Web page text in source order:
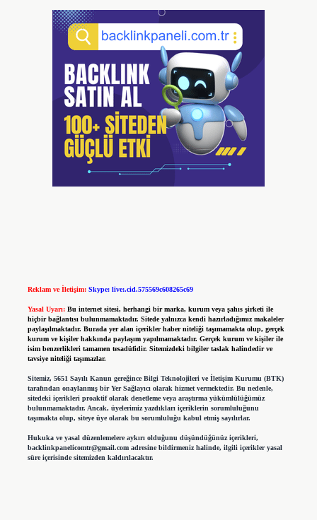
Reklam ve İletişim: Skype: live:.cid.575569c608265c69
Yasal Uyarı: Bu internet sitesi, herhangi bir marka, kurum veya şahıs şirketi ile
hiçbir bağlantısı bulunmamaktadır. Sitede yalnızca kendi hazırladığımız makaleler
paylaşılmaktadır. Burada yer alan içerikler haber niteliği taşımamakta olup, gerçek
kurum ve kişiler hakkında paylaşım yapılmamaktadır. Gerçek kurum ve kişiler ile
isim benzerlikleri tamamen tesadüfidir. Sitemizdeki bilgiler taslak halindedir ve
tavsiye niteliği taşımazlar.
Sitemiz, 5651 Sayılı Kanun gereğince Bilgi Teknolojileri ve İletişim Kurumu (BTK)
tarafından onaylanmış bir Yer Sağlayıcı olarak hizmet vermektedir. Bu nedenle,
sitedeki içerikleri proaktif olarak denetleme veya araştırma yükümlülüğümüz
bulunmamaktadır. Ancak, üyelerimiz yazdıkları içeriklerin sorumluluğunu
taşımakta olup, siteye üye olarak bu sorumluluğu kabul etmiş sayılırlar.
Hukuka ve yasal düzenlemelere aykırı olduğunu düşündüğünüz içerikleri,
backlinkpanelicomtr@gmail.comadresine bildirmeniz halinde, ilgili içerikler yasal
süre içerisinde sitemizden kaldırılacaktır.